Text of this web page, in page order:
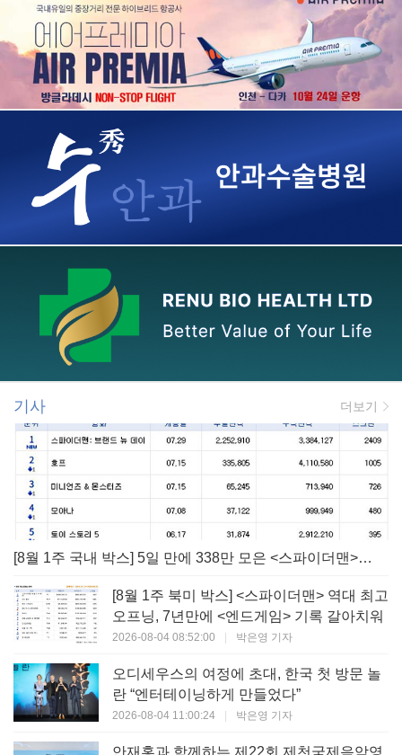
기사 더보기
[8월 1주 국내 박스] 5일 만에 338만 모은 <스파이더맨> 극장가 235% 대반등, <호프>는 400만 돌파
[8월 1주 북미 박스] <스파이더맨> 역대 최고
오프닝, 7년만에 <엔드게임> 기록 갈아치워
2026-08-04 08:52:00 | 박은영 기자
오디세우스의 여정에 초대, 한국 첫 방문 놀
란 “엔터테이닝하게 만들었다”
2026-08-04 11:00:24 | 박은영 기자
안재홍과 함께하는 제22회 제천국제음악영